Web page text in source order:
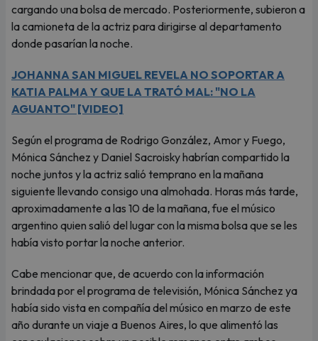
cargando una bolsa de mercado. Posteriormente, subieron a
la camioneta de la actriz para dirigirse al departamento
donde pasarían la noche.
JOHANNA SAN MIGUEL REVELA NO SOPORTAR A
KATIA PALMA Y QUE LA TRATÓ MAL: "NO LA
AGUANTO" [VIDEO]
Según el programa de Rodrigo González, Amor y Fuego,
Mónica Sánchez y Daniel Sacroisky habrían compartido la
noche juntos y la actriz salió temprano en la mañana
siguiente llevando consigo una almohada. Horas más tarde,
aproximadamente a las 10 de la mañana, fue el músico
argentino quien salió del lugar con la misma bolsa que se les
había visto portar la noche anterior.
Cabe mencionar que, de acuerdo con la información
brindada por el programa de televisión, Mónica Sánchez ya
había sido vista en compañía del músico en marzo de este
año durante un viaje a Buenos Aires, lo que alimentó las